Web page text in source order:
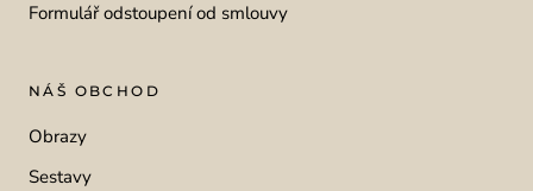
Formulář odstoupení od smlouvy
NÁŠ OBCHOD
Obrazy
Sestavy